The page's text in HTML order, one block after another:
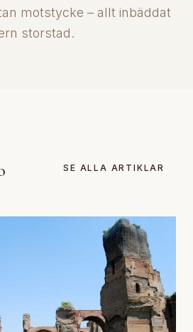
motstycke – allt inbäddat
storstad.
SE ALLA ARTIKLAR